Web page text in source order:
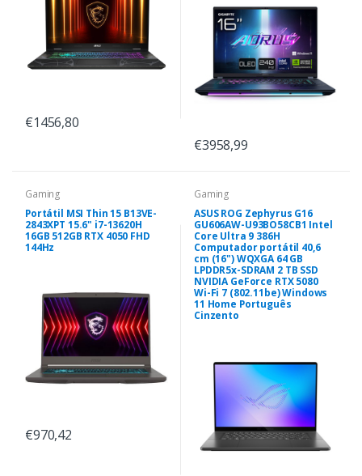
€1456,80
€3958,99
Gaming
Portátil MSI Thin 15 B13VE-
2843XPT 15.6" i7-13620H
16GB 512GB RTX 4050 FHD
144Hz
€970,42
Gaming
ASUS ROG Zephyrus G16
GU606AW-U93BO58CB1 Intel
Core Ultra 9 386H
Computador portátil 40,6
cm (16") WQXGA 64 GB
LPDDR5x-SDRAM 2 TB SSD
NVIDIA GeForce RTX 5080
Wi-Fi 7 (802.11be) Windows
11 Home Português
Cinzento